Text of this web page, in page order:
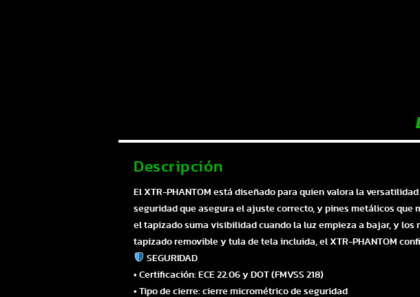
Descripción
El XTR-PHANTOM está diseñado para quien valora la
seguridad que asegura el ajuste correcto, y pines metálicos
el tapizado suma visibilidad cuando la luz empieza a bajar, y
tapizado removible y tula de tela incluida, el XTR-PHANTOM
SEGURIDAD
• Certificación: ECE 22.06 y DOT (FMVSS 218)
• Tipo de cierre: cierre micrométrico de seguridad